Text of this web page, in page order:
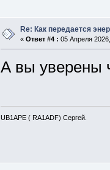
Re: Как передается
« Ответ #4 : 05 Апреля
А вы уверены
UB1APE ( RA1ADF) Сергей.